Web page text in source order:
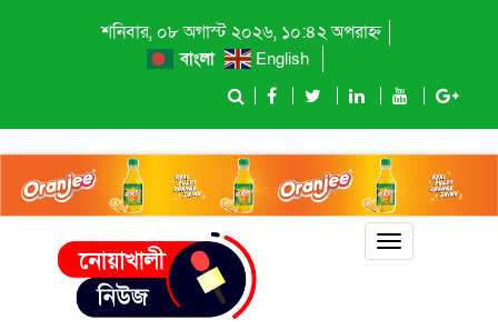
শনিবার, ০৮ অগাস্ট ২০২৬, ১০:৪২ অপরাহ্ন
বাংলা English
Toggle